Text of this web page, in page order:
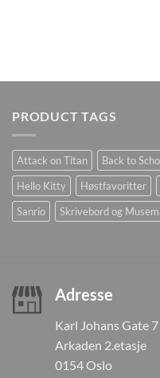
PRODUCT TAGS
Attack on Titan Back to
Hello Kitty
Høstfavoritter
Sanrio
Skrivebord og
Adresse
Karl Johans Gate 7
Arkaden 2.etasje
0154 Oslo